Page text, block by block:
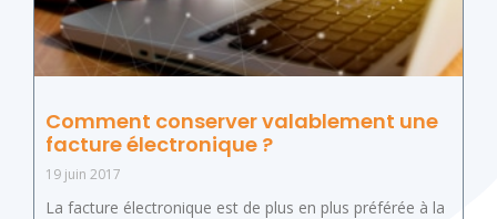
Comment conserver valablement une
facture électronique ?
19 juin 2017
La facture électronique est de plus en plus préférée à la